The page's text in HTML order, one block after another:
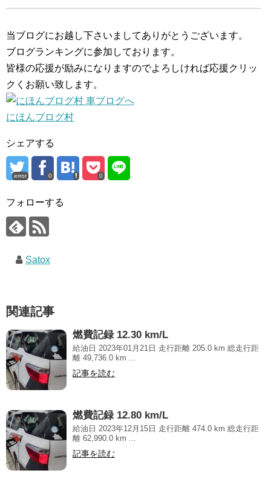
当ブログにお越し下さいましてありがとうございます。
ブログランキングに参加しております。
皆様の応援が励みになりますのでよろしければ応援クリッ
クくお願い致します。
にほんブログ村
シェアする
error 0 0
フォローする
Satox
関連記事
燃費記録 12.30 km/L
給油日 2023年01月21日 走行距離 205.0 km 総走行距
離 49,736.0 km ...
記事を読む
燃費記録 12.80 km/L
給油日 2023年12月15日 走行距離 474.0 km 総走行距
離 62,990.0 km ...
記事を読む